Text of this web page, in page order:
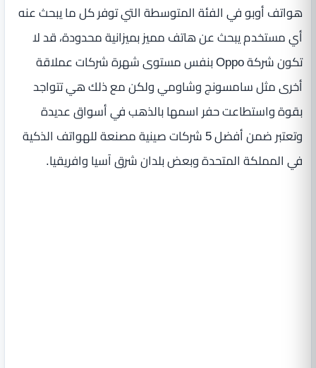
هواتف أوبو في الفئة المتوسطة التي توفر كل ما يبحث عنه
أي مستخدم يبحث عن هاتف مميز بميزانية محدودة، قد لا
تكون شركة Oppo بنفس مستوى شهرة شركات عملاقة
أخرى مثل سامسونج وشاومي ولكن مع ذلك هي تتواجد
بقوة واستطاعت حفر اسمها بالذهب في أسواق عديدة
وتعتبر ضمن أفضل 5 شركات صينية مصنعة للهواتف الذكية
في المملكة المتحدة وبعض بلدان شرق آسيا وافريقيا.